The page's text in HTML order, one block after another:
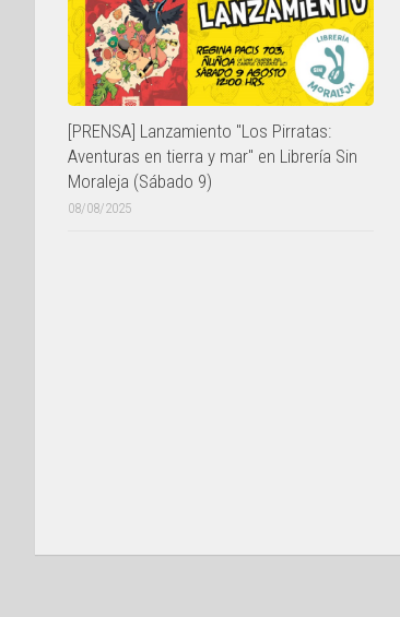
[PRENSA] Lanzamiento "Los Pirratas:
Aventuras en tierra y mar" en Librería Sin
Moraleja (Sábado 9)
08/08/2025